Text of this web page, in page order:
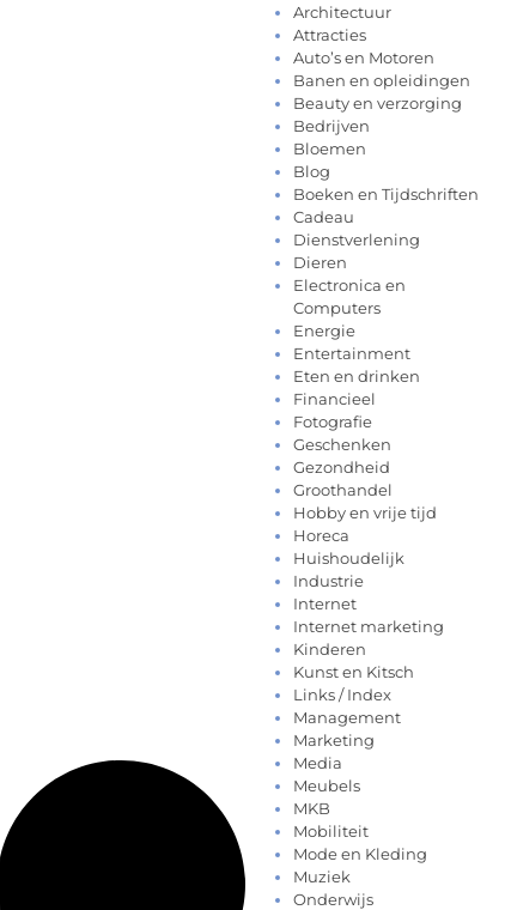
Architectuur
Attracties
Auto’s en Motoren
Banen en opleidingen
Beauty en verzorging
Bedrijven
Bloemen
Blog
Boeken en Tijdschriften
Cadeau
Dienstverlening
Dieren
Electronica en
Computers
Energie
Entertainment
Eten en drinken
Financieel
Fotografie
Geschenken
Gezondheid
Groothandel
Hobby en vrije tijd
Horeca
Huishoudelijk
Industrie
Internet
Internet marketing
Kinderen
Kunst en Kitsch
Links / Index
Management
Marketing
Media
Meubels
MKB
Mobiliteit
Mode en Kleding
Muziek
Onderwijs